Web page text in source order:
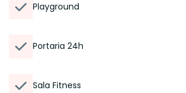
Playground
Portaria 24h
Sala Fitness